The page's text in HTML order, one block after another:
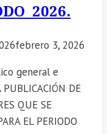
2026.
febrero 3, 2026
general e
DE
QUE SE
EL PERIODO